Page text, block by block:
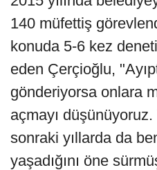
140 müfettiş
konuda 5-6 kez
eden Çerçioğlu,
gönderiyorsa onlara
açmayı
sonraki yıllarda da
yaşadığını öne